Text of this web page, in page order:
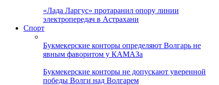
«Лада Ларгус» протаранил опору линии
электропередач в Астрахани
Спорт
Букмекерские конторы определяют Волгарь не
явным фаворитом у КАМАЗа
Букмекерские конторы не допускают уверенной
победы Волги над Волгарем